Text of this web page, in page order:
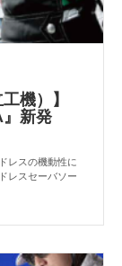
機）】
新発
レスの機動性に
レスセーバソー